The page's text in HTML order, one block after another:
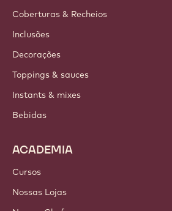
Coberturas & Recheios
Inclusões
Decorações
Toppings & sauces
Instants & mixes
Bebidas
ACADEMIA
Cursos
Nossas Lojas